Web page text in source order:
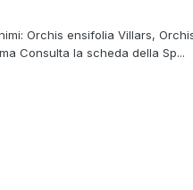
Orchis ensifolia Villars,
Consulta la scheda della Sp...